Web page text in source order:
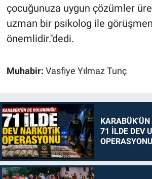
çocuğunuza uygun çözümler
uzman bir psikolog ile
önemlidir.''dedi.
Muhabir: Vasfiye Yılmaz Tunç
KARABÜK'ÜN
71 İLDE DEV
OPERASYONU